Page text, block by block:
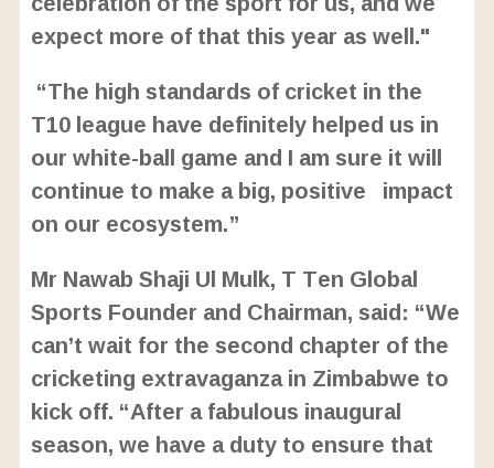
expect more of that this year as well."
“The high standards of cricket in the
T10 league have definitely helped us in
our white-ball game and I am sure it will
continue to make a big, positive impact
on our ecosystem.”
Mr Nawab Shaji Ul Mulk, T Ten Global
Sports Founder and Chairman, said: “We
can’t wait for the second chapter of the
cricketing extravaganza in Zimbabwe to
kick off. “After a fabulous inaugural
season, we have a duty to ensure that